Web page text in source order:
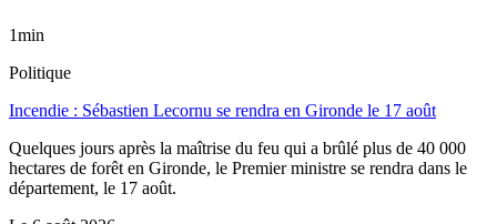
1min
Politique
Incendie : Sébastien Lecornu se rendra en Gironde le 17 août
Quelques jours après la maîtrise du feu qui a brûlé plus de 40 000
hectares de forêt en Gironde, le Premier ministre se rendra dans le
département, le 17 août.